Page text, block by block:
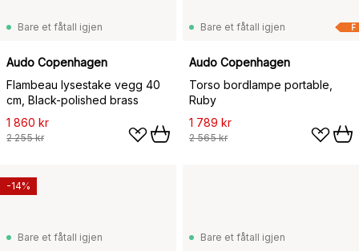
Bare et fåtall igjen
Audo Copenhagen
Flambeau lysestake vegg 40
cm, Black-polished brass
1 860 kr
2 255 kr
F
Bare et fåtall igjen
Audo Copenhagen
Torso bordlampe portable,
Ruby
1 789 kr
2 565 kr
Bare et fåtall igjen
-14%
Bare et fåtall igjen